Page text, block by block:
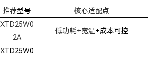
推荐型号
核心适配点
XTD25W0
2A
低功耗+宽温+成本可控
XTD25W0